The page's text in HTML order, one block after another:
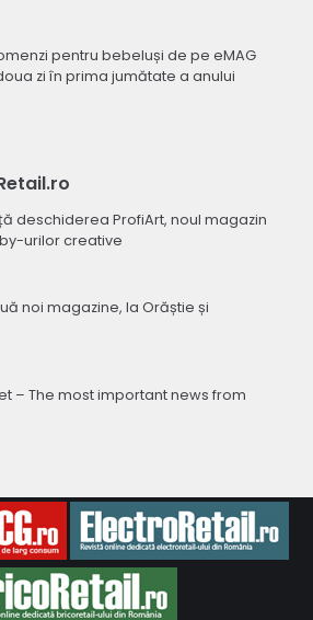
pentru bebeluși de pe eMAG
zi în prima jumătate a anului
deschiderea ProfiArt, noul magazin
urilor creative
noi magazine, la Orăștie și
– The most important news from